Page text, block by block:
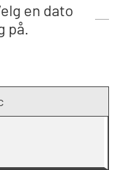
en dato
på.